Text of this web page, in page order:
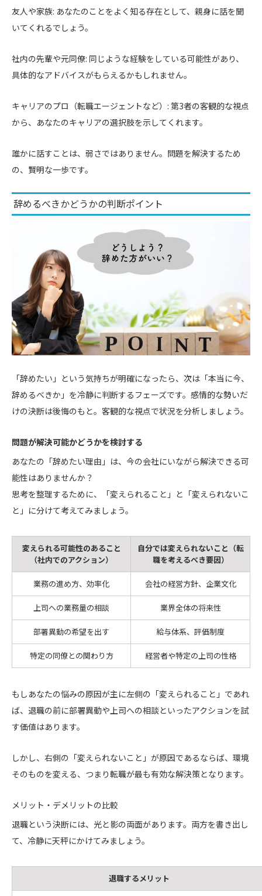
友人や家族: あなたのことをよく知る存在として、親身に話を聞
いてくれるでしょう。
社内の先輩や元同僚: 同じような経験をしている可能性があり、
具体的なアドバイスがもらえるかもしれません。
キャリアのプロ（転職エージェントなど）: 第3者の客観的な視点
から、あなたのキャリアの選択肢を示してくれます。
誰かに話すことは、弱さではありません。問題を解決するため
の、賢明な一歩です。
辞めるべきかどうかの判断ポイント
「辞めたい」という気持ちが明確になったら、次は「本当に今、
辞めるべきか」を冷静に判断するフェーズです。感情的な勢いだ
けの決断は後悔のもと。客観的な視点で状況を分析しましょう。
問題が解決可能かどうかを検討する
あなたの「辞めたい理由」は、今の会社にいながら解決できる可
能性はありませんか？
思考を整理するために、「変えられること」と「変えられないこ
と」に分けて考えてみましょう。
変えられる可能性のあること
（社内でのアクション）
自分では変えられないこと（転
職を考えるべき要因）
業務の進め方、効率化 会社の経営方針、企業文化
上司への業務量の相談 業界全体の将来性
部署異動の希望を出す 給与体系、評価制度
特定の同僚との関わり方 経営者や特定の上司の性格
もしあなたの悩みの原因が主に左側の「変えられること」であれ
ば、退職の前に部署異動や上司への相談といったアクションを試
す価値はあります。
しかし、右側の「変えられないこと」が原因であるならば、環境
そのものを変える、つまり転職が最も有効な解決策となります。
メリット・デメリットの比較
退職という決断には、光と影の両面があります。両方を書き出し
て、冷静に天秤にかけてみましょう。
退職するメリット